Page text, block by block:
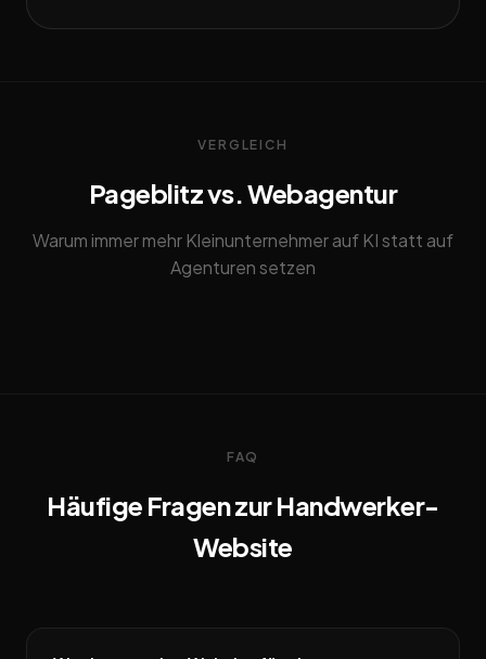
VERGLEICH
Pageblitz vs. Webagentur
Warum immer mehr Kleinunternehmer auf KI statt auf
Agenturen setzen
FAQ
Häufige Fragen zur Handwerker-
Website